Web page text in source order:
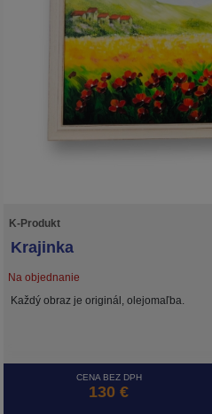
K-Produkt
Krajinka
Na objednanie
Každý obraz je originál, olejomaľba.
CENA BEZ DPH
130 €